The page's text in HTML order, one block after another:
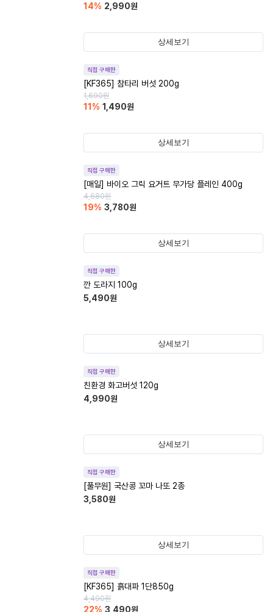
14% 2,990원
상세보기
직접 구매한
[KF365] 참타리 버섯 200g
1,690원
11 % 1,490원
상세보기
직접 구매한
[매일] 바이오 그릭 요거트 무가당 플레인 400g
4,680원
19% 3,780원
상세보기
직접 구매한
깐 도라지 100g
5,490원
상세보기
직접 구매한
친환경 화고버섯 120g
4,990원
상세보기
직접 구매한
[풀무원] 국산콩 꼬마 나또 2종
3,580원
상세보기
직접 구매한
[KF365] 흙대파 1단850g
4,490원
22% 3,490원